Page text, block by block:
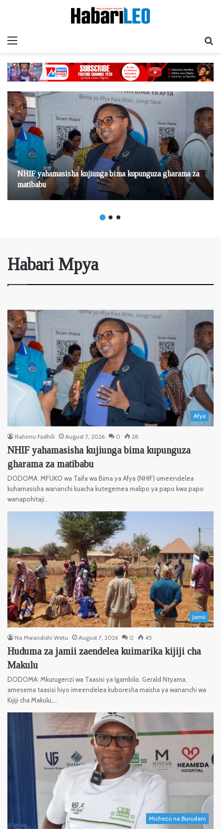
NHIF yahamasisha kujiunga bima kupunguza gharama za
matibabu
Habari Mpya
Afya
Rahimu Fadhili August 7, 2026 0 28
NHIF yahamasisha kujiunga bima kupunguza
gharama za matibabu
DODOMA: MFUKO wa Taifa wa Bima ya Afya (NHIF) umeendelea
kuhamasisha wananchi kuacha kutegemea malipo ya papo kwa papo
wanapohitaji…
Jamii
Na Mwandishi Wetu August 7, 2026 0 45
Huduma za jamii zaendelea kuimarika kijiji cha
Makulu
DODOMA: Mkurugenzi wa Taasisi ya Igambilo, Gerald Ntyama,
amesema taasisi hiyo imeendelea kuboresha maisha ya wananchi wa
Kijiji cha Makulu,…
Michezo na Burudani